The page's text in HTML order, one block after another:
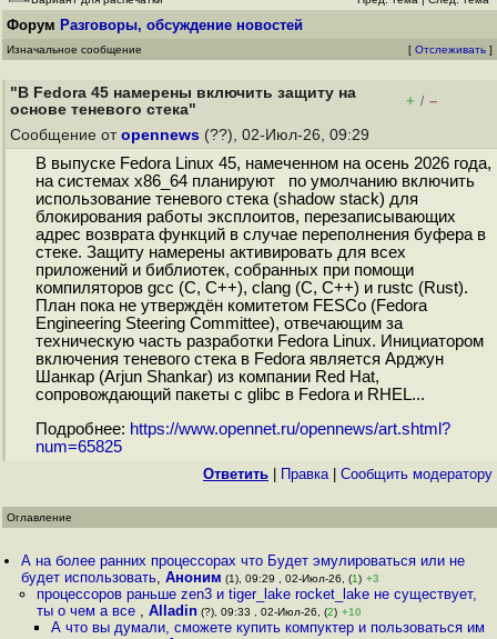
Форум Разговоры, обсуждение новостей
Изначальное сообщение [ Отслеживать ]
"В Fedora 45 намерены включить защиту на
основе теневого стека"
+ / –
Сообщение от opennews (??), 02-Июл-26, 09:29
В выпуске Fedora Linux 45, намеченном на осень 2026 года,
на системах x86_64 планируют по умолчанию включить
использование теневого стека (shadow stack) для
блокирования работы эксплоитов, перезаписывающих
адрес возврата функций в случае переполнения буфера в
стеке. Защиту намерены активировать для всех
приложений и библиотек, собранных при помощи
компиляторов gcc (C, C++), clang (C, C++) и rustc (Rust).
План пока не утверждён комитетом FESCo (Fedora
Engineering Steering Committee), отвечающим за
техническую часть разработки Fedora Linux. Инициатором
включения теневого стека в Fedora является Арджун
Шанкар (Arjun Shankar) из компании Red Hat,
сопровождающий пакеты с glibc в Fedora и RHEL...
Подробнее: https://www.opennet.ru/opennews/art.shtml?
num=65825
Ответить Правка| Cообщить модератору
Оглавление
А на более ранних процессорах что Будет эмулироваться или не
будет использовать,Аноним (1), 09:29 , 02-Июл-26, (1) +3
процессоров раньше zen3 и tiger_lake rocket_lake не существует,
ты о чем а все , Alladin(?), 09:33 , 02-Июл-26, (2) +10
А что вы думали, сможете купить компуктер и пользоваться им